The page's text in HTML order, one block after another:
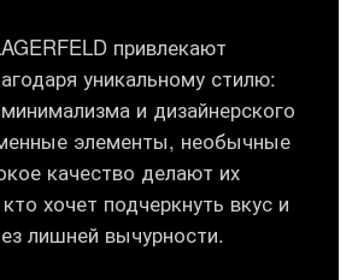
привлекают
уникальному стилю:
и дизайнерского
элементы, необычные
качество делают их
хочет подчеркнуть вкус и
лишней вычурности.